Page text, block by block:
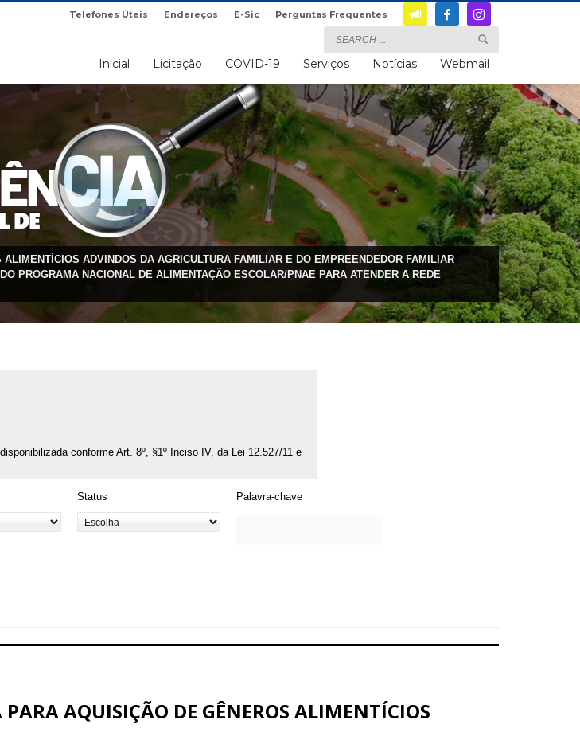
Telefones Úteis Endereços E-Sic Perguntas Frequentes
Inicial Licitação COVID-19 Serviços Notícias Webmail
ADVINDOS DA AGRICULTURA FAMILIAR E DO EMPREENDEDOR FAMILIAR
PROGRAMA NACIONAL DE ALIMENTAÇÃO ESCOLAR/PNAE PARA ATENDER A REDE
conforme Art. 8º, §1º Inciso IV, da Lei 12.527/11 e
Status Palavra-chave
AQUISIÇÃO DE GÊNEROS ALIMENTÍCIOS